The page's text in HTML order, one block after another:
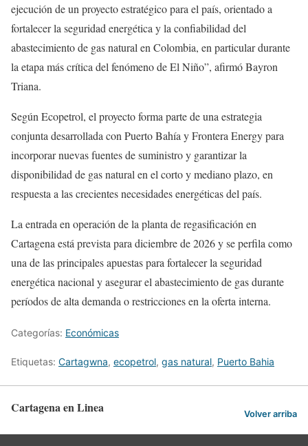
ejecución de un proyecto estratégico para el país, orientado a
fortalecer la seguridad energética y la confiabilidad del
abastecimiento de gas natural en Colombia, en particular durante
la etapa más crítica del fenómeno de El Niño”, afirmó Bayron
Triana.
Según Ecopetrol, el proyecto forma parte de una estrategia
conjunta desarrollada con Puerto Bahía y Frontera Energy para
incorporar nuevas fuentes de suministro y garantizar la
disponibilidad de gas natural en el corto y mediano plazo, en
respuesta a las crecientes necesidades energéticas del país.
La entrada en operación de la planta de regasificación en
Cartagena está prevista para diciembre de 2026 y se perfila como
una de las principales apuestas para fortalecer la seguridad
energética nacional y asegurar el abastecimiento de gas durante
períodos de alta demanda o restricciones en la oferta interna.
Categorías: Económicas
Etiquetas: Cartagwna, ecopetrol, gas natural, Puerto Bahia
Cartagena en Linea Volver arriba